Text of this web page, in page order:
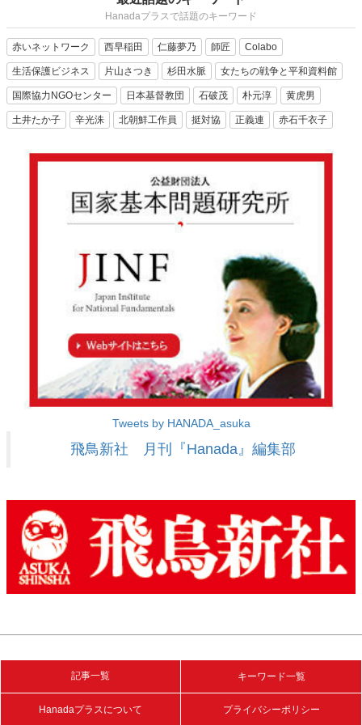
Hanadaプラスで話題のキーワード
赤いネットワーク 西早稲田 仁藤夢乃 師匠 Colabo
生活保護ビジネス 片山さつき 杉田水脈 女たちの戦争と平和資料館
国際協力NGOセンター 日本基督教団 石破茂 朴元淳 黄虎男
土井たか子 辛光洙 北朝鮮工作員 挺対協 正義連 赤石千衣子
Tweets by HANADA_asuka
飛鳥新社 月刊『Hanada』編集部
記事一覧 キーワード一覧
Hanadaプラスについて プライバシーポリシー